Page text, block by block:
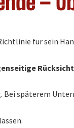
für sein
Bei späterem